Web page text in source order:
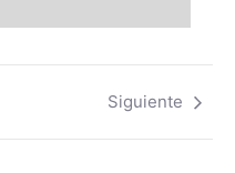
Siguiente